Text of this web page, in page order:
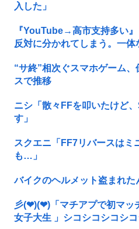
入した」
『YouTube→高市支持多い
反対に分かれてしまう。一体
“サ終”相次ぐスマホゲーム
スで推移
ニシ「散々FFを叩いたけど
す」
スクエニ「FF7リバースはミ
も…」
バイクのヘルメット盗まれた
彡(❤︎)(❤︎)「マチアプで初マッ
女子大生 」シコシコシコシコ